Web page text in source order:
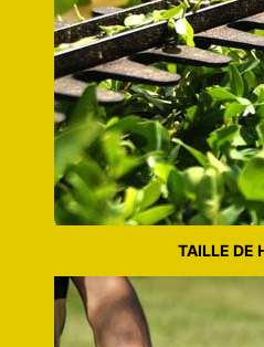
TAILLE DE